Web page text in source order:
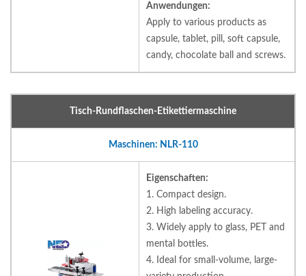
Anwendungen:
Apply to various products as
capsule, tablet, pill, soft capsule,
candy, chocolate ball and screws.
Tisch-Rundflaschen-Etikettiermaschine
Maschinen: NLR-110
Eigenschaften:
1. Compact design.
2. High labeling accuracy.
3. Widely apply to glass, PET and
mental bottles.
4. Ideal for small-volume, large-